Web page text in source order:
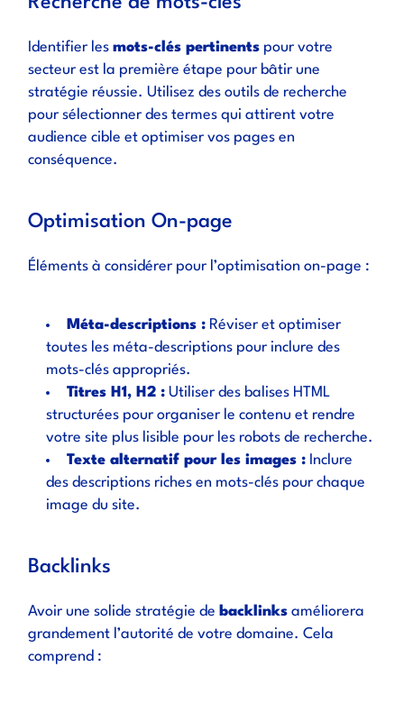
Identifier lesmots-clés pertinents pour votre
secteur est la première étape pour bâtir une
stratégie réussie. Utilisez des outils de recherche
pour sélectionner des termes qui attirent votre
audience cible et optimiser vos pages en
conséquence.
Optimisation On-page
Éléments à considérer pour l’optimisation on-page :
Méta-descriptions : Réviser et optimiser
toutes les méta-descriptions pour inclure des
mots-clés appropriés.
Titres H1, H2 : Utiliser des balises HTML
structurées pour organiser le contenu et rendre
votre site plus lisible pour les robots de recherche.
Texte alternatif pour les images : Inclure
des descriptions riches en mots-clés pour chaque
image du site.
Backlinks
Avoir une solide stratégie de backlinks améliorera
grandement l’autorité de votre domaine. Cela
comprend :